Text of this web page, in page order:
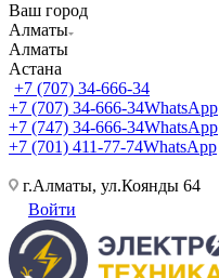
Ваш город
Алматы
Алматы
Астана
+7 (707) 34-666-34
+7 (707) 34-666-34WhatsApp
+7 (747) 34-666-34WhatsApp
+7 (701) 411-77-74WhatsApp
г.Алматы, ул.Коянды 64
Войти